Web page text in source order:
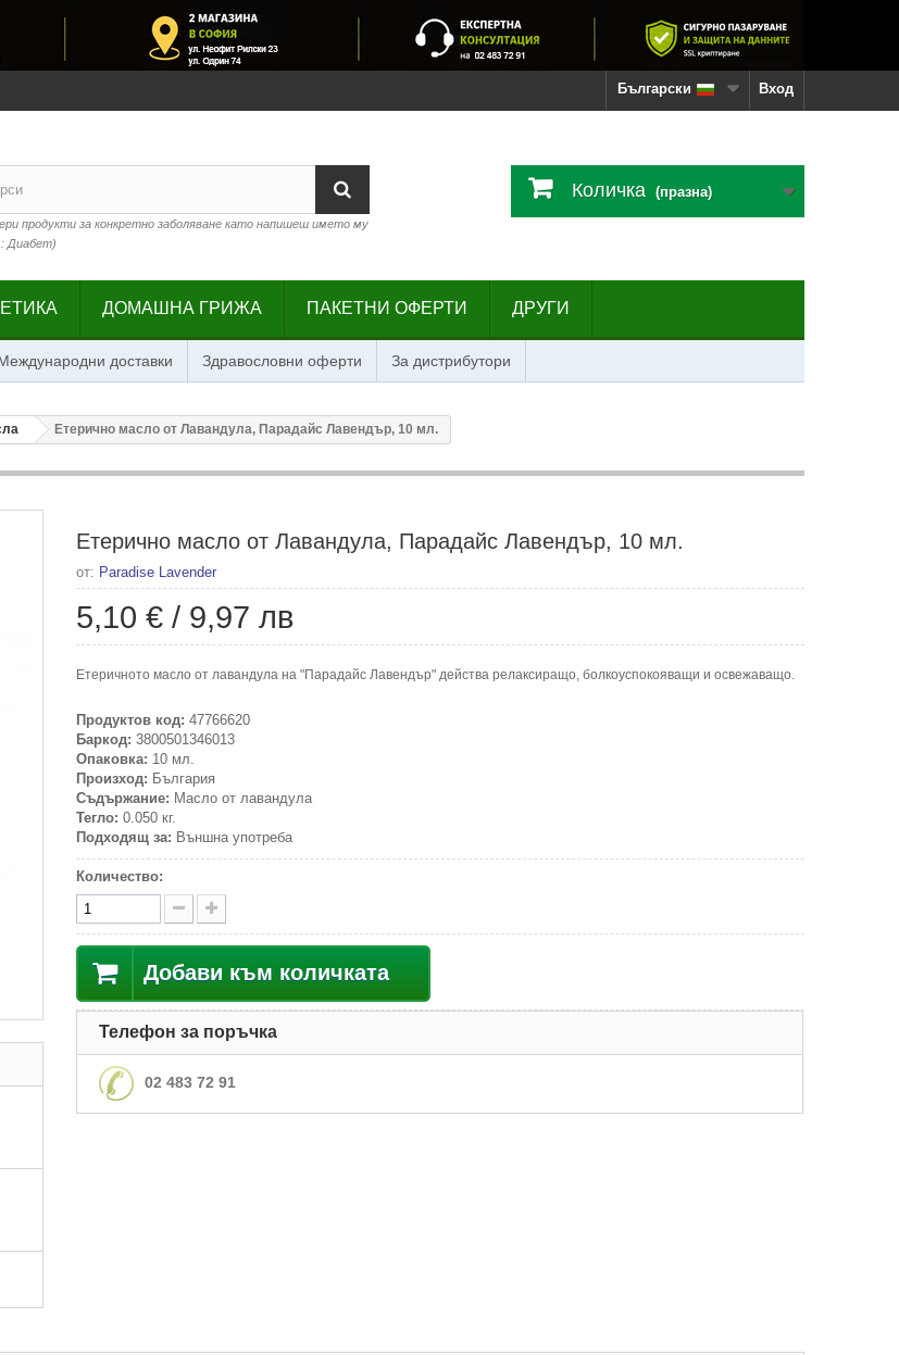
Вход
Български
продукти за конкретно заболяване като напишеш името му
Диабет)
Количка (празна)
ДОМАШНА ГРИЖА ПАКЕТНИ ОФЕРТИ ДРУГИ
доставки Здравословни оферти За дистрибутори
Етерично масло от Лавандула, Парадайс Лавендър, 10 мл.
Етерично масло от Лавандула, Парадайс Лавендър, 10 мл.
от: Paradise Lavender
5,10 € / 9,97 лв
Етеричното масло от лавандула на "Парадайс Лавендър" действа релаксиращо, болкоуспокояващи и освежаващо.
Продуктов код: 47766620
Баркод: 3800501346013
Опаковка: 10 мл.
Произход: България
Съдържание: Масло от лавандула
Тегло: 0.050 кг.
Подходящ за: Външна употреба
Количество:
Добави към количката
Телефон за поръчка
02 483 72 91